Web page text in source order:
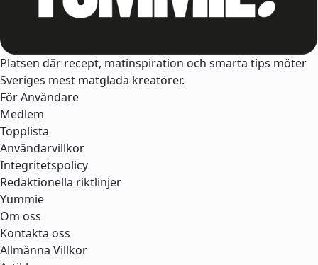
Platsen där recept, matinspiration och smarta tips möter
Sveriges mest matglada kreatörer.
För Användare
Medlem
Topplista
Användarvillkor
Integritetspolicy
Redaktionella riktlinjer
Yummie
Om oss
Kontakta oss
Allmänna Villkor